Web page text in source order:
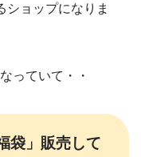
ショップになりま
っていて・・
袋」 販売して